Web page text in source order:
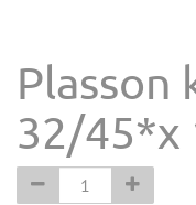
Plasson
32/45*x